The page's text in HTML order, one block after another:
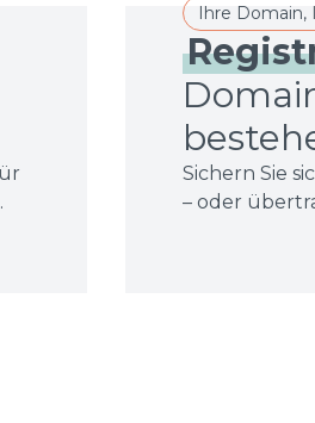
Ihre
Sichern Sie
– oder